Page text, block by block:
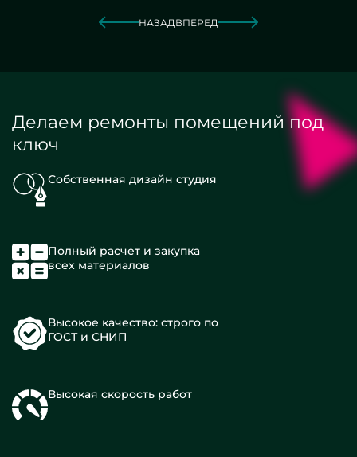
НАЗАД ВПЕРЕД
Делаем ремонты помещений под
ключ
Собственная дизайн студия
Полный расчет и закупка
всех материалов
Высокое качество: строго по
ГОСТ и СНИП
Высокая скорость работ